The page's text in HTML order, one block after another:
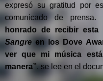
expresó su gratitud por
comunicado de prensa.
honrado de recibir esta
Sangre en los Dove
ver que mi música
manera”, se lee en el